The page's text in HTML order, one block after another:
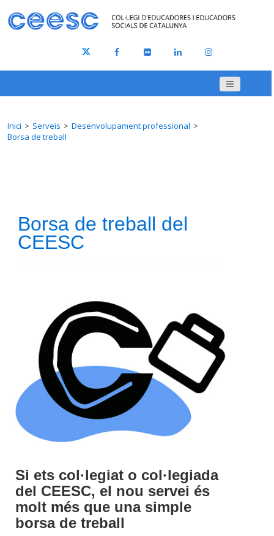
Inici Serveis
Desenvolupament professional
Borsa de treball
Borsa de treball del
CEESC
Si ets col·legiat o col·legiada
del CEESC, el nou servei és
molt més que una simple
borsa de treball